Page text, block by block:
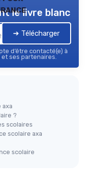
le livre blanc
➔ Télécharger
d’être contacté(e) à
et ses partenaires.
axa
?
scolaires
scolaire axa
scolaire